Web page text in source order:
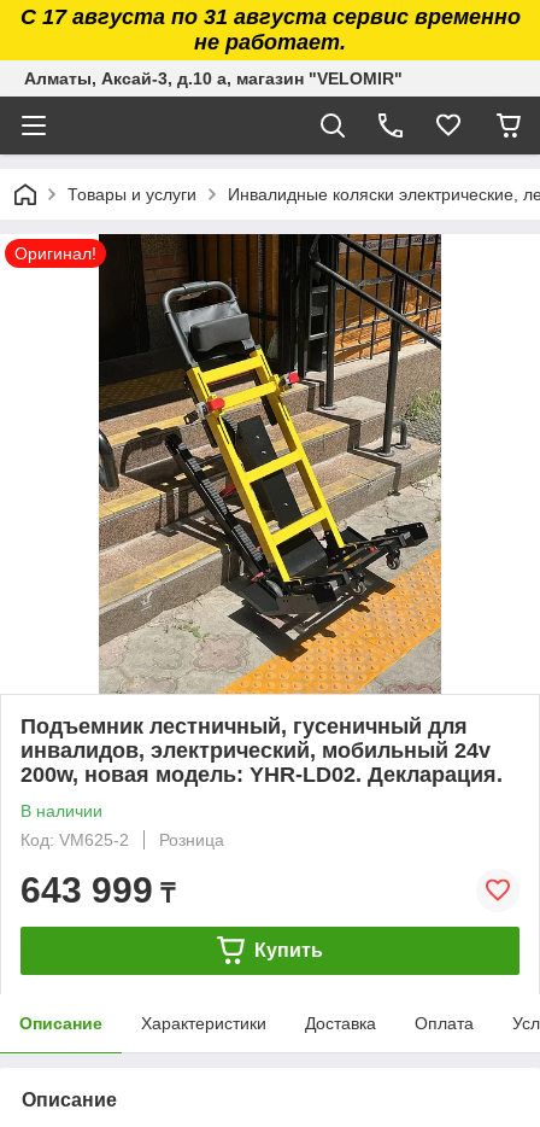
С 17 августа по 31 августа сервис временно
не работает.
Алматы, Аксай-3, д.10 а, магазин "VELOMIR"
Товары и услуги Инвалидные коляски электрические,
Оригинал!
Подъемник лестничный, гусеничный для
инвалидов, электрический, мобильный 24v
200w, новая модель: YHR-LD02. Декларация.
В наличии
Код: VM625-2
Розница
643 999 ₸
Купить
Описание Характеристики Доставка Оплата
Описание